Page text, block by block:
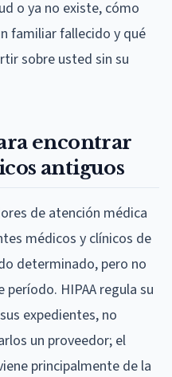
o ya no existe, cómo
familiar fallecido y qué
sobre usted sin su
encontrar
antiguos
de atención médica
médicos y clínicos de
determinado, pero no
período. HIPAA regula su
expedientes, no
un proveedor; el
principalmente de la